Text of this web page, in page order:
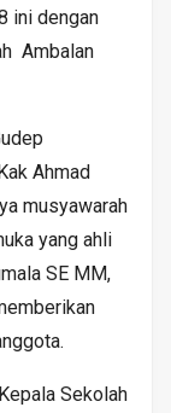
ini dengan
Ambalan
Ahmad
musyawarah
yang ahli
SE MM,
Sekolah